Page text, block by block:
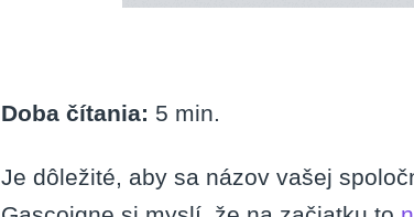
Doba čítania: 5 min.
Je dôležité, aby sa názov vašej